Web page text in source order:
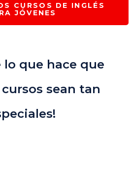
CURSOS DE INGLÉS
JÓVENES
lo que hace que
sean tan